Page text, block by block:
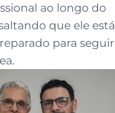
ao longo do
que ele está
para seguir